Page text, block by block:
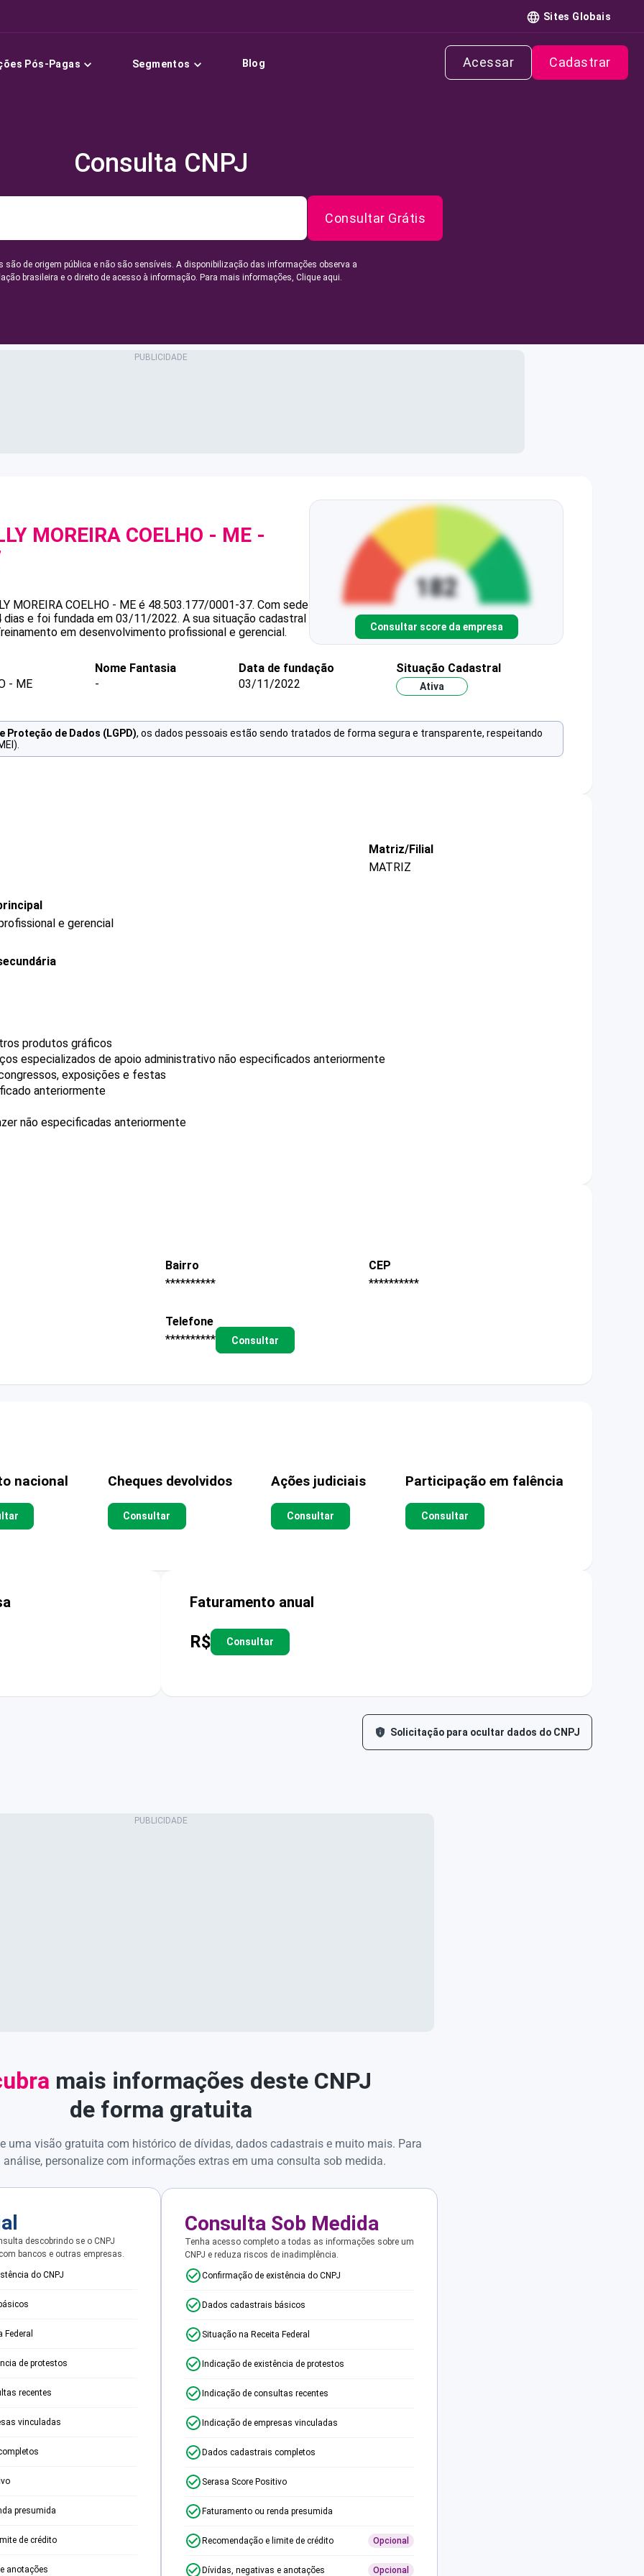
Sites Globais
Pós-Pagas Segmentos Blog Acessar Cadastrar
Consulta CNPJ
Consultar Grátis
são de origem pública e não são sensíveis. A disponibilização das informações observa a
brasileira e o direito de acesso à informação. Para mais informações, Clique aqui.
MOREIRA COELHO - ME -
MOREIRA COELHO - ME é 48.503.177/0001-37. Com sede
dias e foi fundada em 03/11/2022. A sua situação cadastral
em desenvolvimento profissional e gerencial. Consultar score da empresa
- ME
Nome Fantasia
-
Data de fundação
03/11/2022
Situação Cadastral
Ativa
Proteção de Dados (LGPD), os dados pessoais estão sendo tratados de forma segura e transparente, respeitando
Matriz/Filial
MATRIZ
e gerencial
produtos gráficos
especializados de apoio administrativo não especificados anteriormente
exposições e festas
anteriormente
não especificadas anteriormente
Bairro
**********
CEP
**********
Telefone
**********
Consultar
nacional Cheques devolvidos
Consultar
Ações judiciais
Consultar
Participação em falência
Consultar
Faturamento anual
R$ Consultar
Solicitação para ocultar dados do CNPJ
mais informações deste CNPJ
de forma gratuita
uma visão gratuita com histórico de dívidas, dados cadastrais e muito mais. Para
personalize com informações extras em uma consulta sob medida.
descobrindo se o CNPJ
bancos e outras empresas.
do CNPJ
Federal
de protestos
recentes
vinculadas
presumida
de crédito
anotações
Consulta Sob Medida
Tenha acesso completo a todas as informações sobre um
CNPJ e reduza riscos de inadimplência.
Confirmação de existência do CNPJ
Dados cadastrais básicos
Situação na Receita Federal
Indicação de existência de protestos
Indicação de consultas recentes
Indicação de empresas vinculadas
Dados cadastrais completos
Serasa Score Positivo
Faturamento ou renda presumida
Recomendação e limite de crédito Opcional
Dívidas, negativas e anotações Opcional